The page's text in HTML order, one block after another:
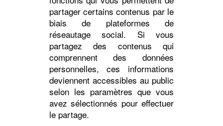
partager certains contenus par le
biais de plateformes de
réseautage social. Si vous
partagez des contenus qui
comprennent des données
personnelles, ces informations
deviennent accessibles au public
selon les paramètres que vous
avez sélectionnés pour effectuer
le partage.